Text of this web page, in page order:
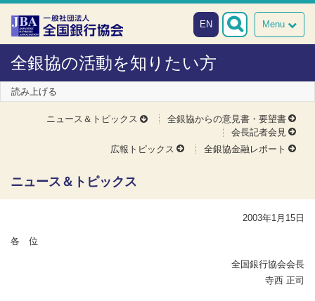
本文へスキップ
障がい者向け相談窓口
Menu
EN
全銀協の活動を知りたい方
読み上げる
ニュース＆トピックス
全銀協からの意見書・要望書
会長記者会見
広報トピックス
全銀協金融レポート
ニュース＆トピックス
2003年1月15日
各 位
全国銀行協会会長
寺西 正司